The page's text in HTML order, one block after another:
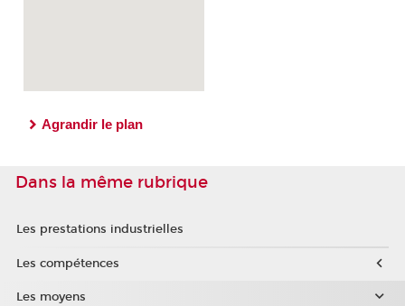
Agrandir le plan
Dans la même rubrique
Les prestations industrielles
Les compétences
Les moyens